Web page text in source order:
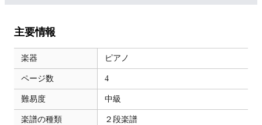
主要情報
楽器 ピアノ
ページ数 4
難易度 中級
楽譜の種類 ２段楽譜